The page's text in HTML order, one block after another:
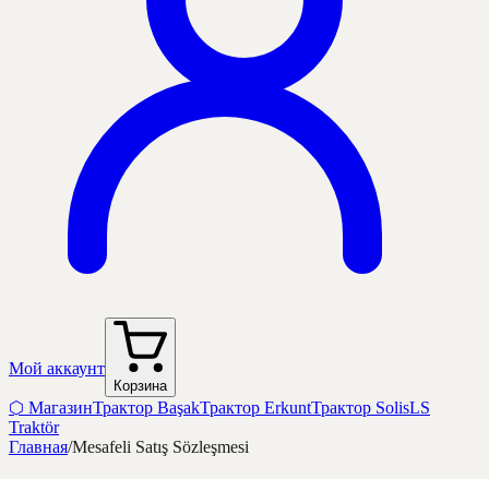
Мой аккаунт
Корзина
⬡ МагазинТрактор BaşakТрактор ErkuntТрактор SolisLS
Traktör
Главная/Mesafeli Satış Sözleşmesi